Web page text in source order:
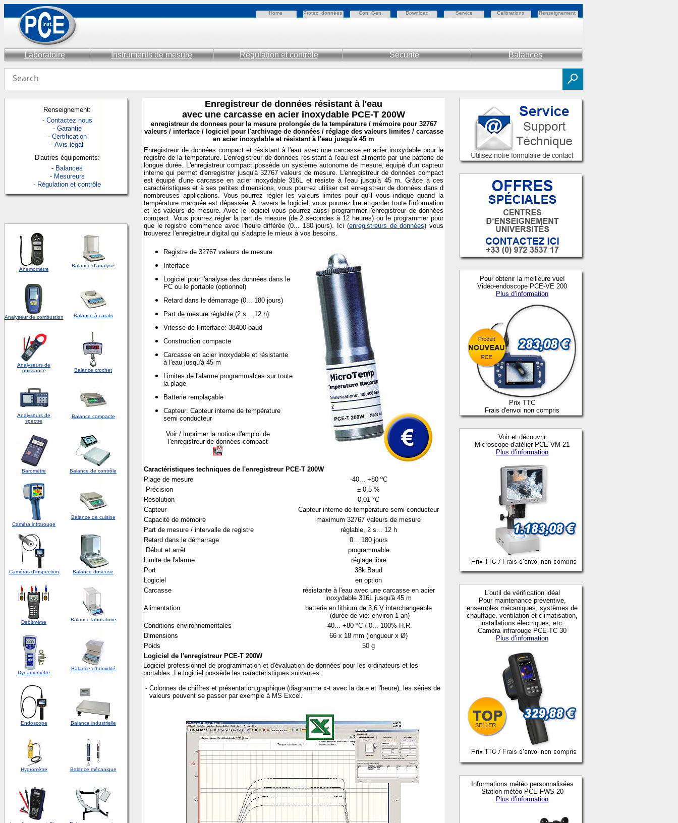
Home Protec. données Con. Gen. Download Service Calibrations Renseignement
Laboratoire Instruments de mesure Régulation et contrôle Sécurité Balances
Renseignement:
- Contactez nous
- Garantie
- Certification
- Avis légal
D'autres équipements:
- Balances
- Mesureurs
- Régulation et contrôle
Anémomètre
Balance d'analyse
Analyseur de combustion Balance à carats
Analyseurs de
puissance
Balance crochet
Analyseurs de
spectre
Balance compacte
Baromètre Balance de contrôle
Caméra infrarouge
Balance de cuisine
Caméras d'inspection Balance doseuse
Débitmètre Balance laboratoire
Dynamomètre
Balance d'humidité
Endoscope Balance industrielle
Hygromètre Balance mécanique
Enregistreur de données résistant à l'eau
avec une carcasse en acier inoxydable PCE-T 200W
enregistreur de donnees pour la mesure prolongée de la température / mémoire pour 32767
valeurs / interface / logiciel pour l'archivage de données / réglage des valeurs limites / carcasse
en acier inoxydable et résistant à l'eau jusqu'à 45 m
Enregistreur de données compact et résistant à l'eau avec une carcasse en acier inoxydable pour le
registre de la température. L'enregistreur de donnees résistant à l'eau est alimenté par une batterie de
longue durée. L'enregistreur compact possède un système autonome de mesure, équipé d'un capteur
interne qui permet d'enregistrer jusqu'à 32767 valeurs de mesure. L'enregistreur de données compact
est équipé d'une carcasse en acier inoxydable 316L et résiste à l'eau jusqu'à 45 m. Grâce à ces
caractéristiques et à ses petites dimensions, vous pourrez utiliser cet enregistreur de données dans d
nombreuses applications. Vous pourrez régler les valeurs limites pour qu'il vous indique quand la
température marquée est dépassée. A travers le logiciel, vous pourrez lire et garder toute l'information
et les valeurs de mesure. Avec le logiciel vous pourrez aussi programmer l'enregistreur de données
compact. Vous pourrez régler la part de mesure (de 2 secondes à 12 heures) ou le programmer pour
que le registre commence avec l'heure différée (0... 180 jours). Ici (enregistreurs de données) vous
trouverez l'enregistreur digital qui s'adapte le mieux à vos besoins.
Registre de 32767 valeurs de mesure
Interface
Logiciel pour l'analyse des données dans le
PC ou le portable (optionnel)
Retard dans le démarrage (0... 180 jours)
Part de mesure réglable (2 s... 12 h)
Vitesse de l'interface: 38400 baud
Construction compacte
Carcasse en acier inoxydable et résistante
à l'eau jusqu'à 45 m
Limites de l'alarme programmables sur toute
la plage
Batterie remplaçable
Capteur: Capteur interne de température
semi conducteur
Voir / imprimer la notice d'emploi de
l'enregistreur de données compact
Caractéristiques techniques de l'enregistreur PCE-T 200W
Plage de mesure
-40... +80 ºC
Précision
± 0,5 %
Résolution
0,01 °C
Capteur
Capteur interne de température semi conducteur
Capacité de mémoire
maximum 32767 valeurs de mesure
Part de mesure / intervalle de registre
réglable, 2 s... 12 h
Retard dans le démarrage
0... 180 jours
Début et arrêt
programmable
Limite de l'alarme
réglage libre
Port
38k Baud
Logiciel
en option
Carcasse
résistante à l'eau avec une carcasse en acier
inoxydable 316L jusqu'à 45 m
Alimentation
batterie en lithium de 3,6 V interchangeable
(durée de vie: environ 1 an)
Conditions environnementales
-40... +80 ºC / 0... 100% H.R.
Dimensions
66 x 18 mm (longueur x Ø)
Poids
50 g
Logiciel de l'enregistreur PCE-T 200W
Logiciel professionnel de programmation et d'évaluation de données pour les ordinateurs et les
portables. Le logiciel possède les caractéristiques suivantes:
- Colonnes de chiffres et présentation graphique (diagramme x-t avec la date et l'heure), les séries de
valeurs peuvent se passer par exemple à MS Excel.